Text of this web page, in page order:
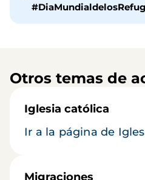
Otros temas de
Iglesia católica
Ir a la página de
Migraciones